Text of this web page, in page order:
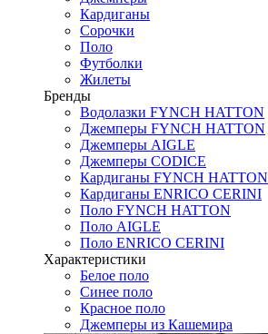
Кардиганы
Сорочки
Поло
Футболки
Жилеты
Бренды
Водолазки FYNCH HATTON
Джемперы FYNCH HATTON
Джемперы AIGLE
Джемперы CODICE
Кардиганы FYNCH HATTON
Кардиганы ENRICO CERINI
Поло FYNCH HATTON
Поло AIGLE
Поло ENRICO CERINI
Характеристики
Белое поло
Синее поло
Красное поло
Джемперы из Кашемира